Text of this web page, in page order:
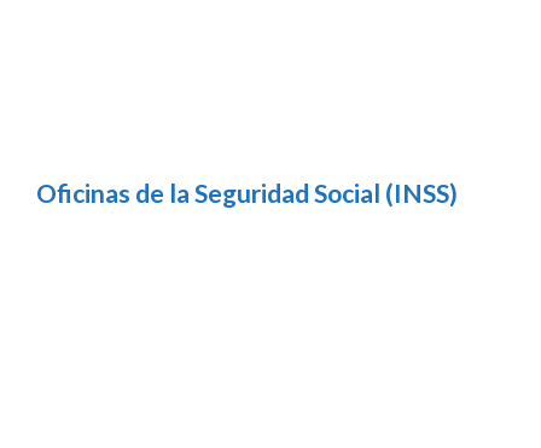
Oficinas de la Seguridad Social (INSS)